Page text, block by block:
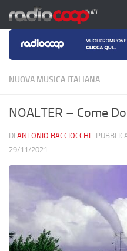
Salta al contenuto
NUOVA MUSICA ITALIANA
NOALTER – Come
DI ANTONIO BACCIOCCHI ·
29/11/2021